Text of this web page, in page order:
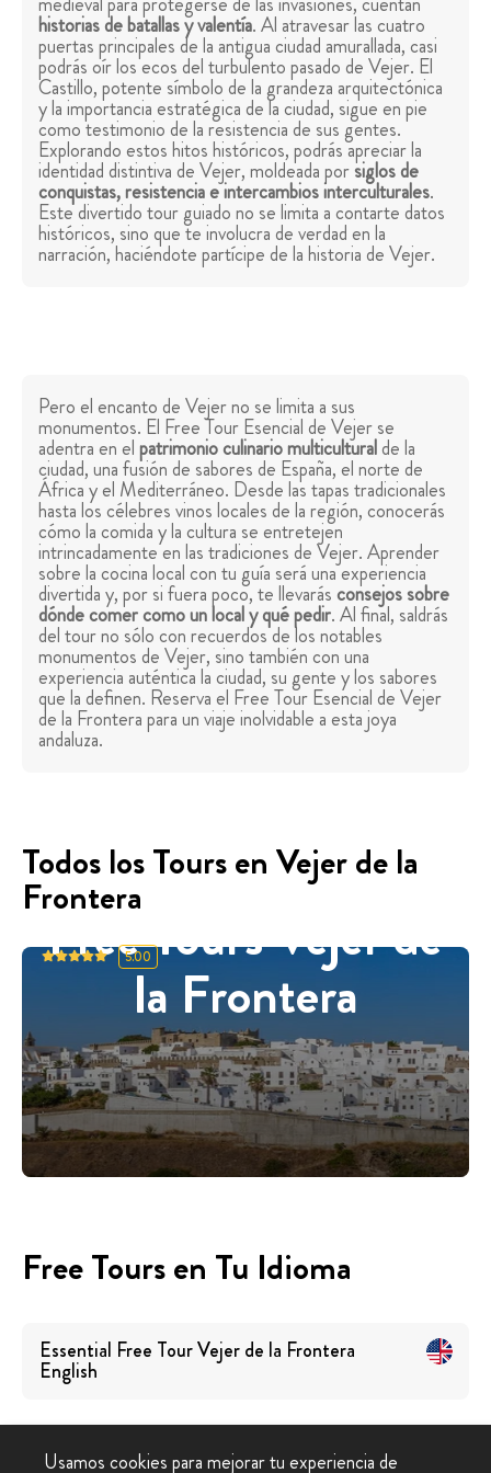
historias de batallas y valentía. Al atravesar las cuatro
puertas principales de la antigua ciudad amurallada, casi
podrás oír los ecos del turbulento pasado de Vejer. El
Castillo, potente símbolo de la grandeza arquitectónica
y la importancia estratégica de la ciudad, sigue en pie
como testimonio de la resistencia de sus gentes.
Explorando estos hitos históricos, podrás apreciar la
identidad distintiva de Vejer, moldeada porsiglos de
conquistas, resistencia e intercambios interculturales.
Este divertido tour guiado no se limita a contarte datos
históricos, sino que te involucra de verdad en la
narración, haciéndote partícipe de la historia de Vejer.
Pero el encanto de Vejer no se limita a sus
monumentos. El Free Tour Esencial de Vejer se
adentra en elpatrimonio culinario multiculturalde la
ciudad, una fusión de sabores de España, el norte de
África y el Mediterráneo. Desde las tapas tradicionales
hasta los célebres vinos locales de la región, conocerás
cómo la comida y la cultura se entretejen
intrincadamente en las tradiciones de Vejer. Aprender
sobre la cocina local con tu guía será una experiencia
divertida y, por si fuera poco, te llevarásconsejos sobre
dónde comer como un local y qué pedir. Al final, saldrás
del tour no sólo con recuerdos de los notables
monumentos de Vejer, sino también con una
experiencia auténtica la ciudad, su gente y los sabores
que la definen. Reserva el Free Tour Esencial de Vejer
de la Frontera para un viaje inolvidable a esta joya
andaluza.
Todos los Tours en Vejer de la
Frontera
Free Tours Vejer de
la Frontera
5.00
Free Tours en Tu Idioma
Essential Free Tour Vejer de la Frontera
English
Usamos cookies para mejorar tu experiencia de